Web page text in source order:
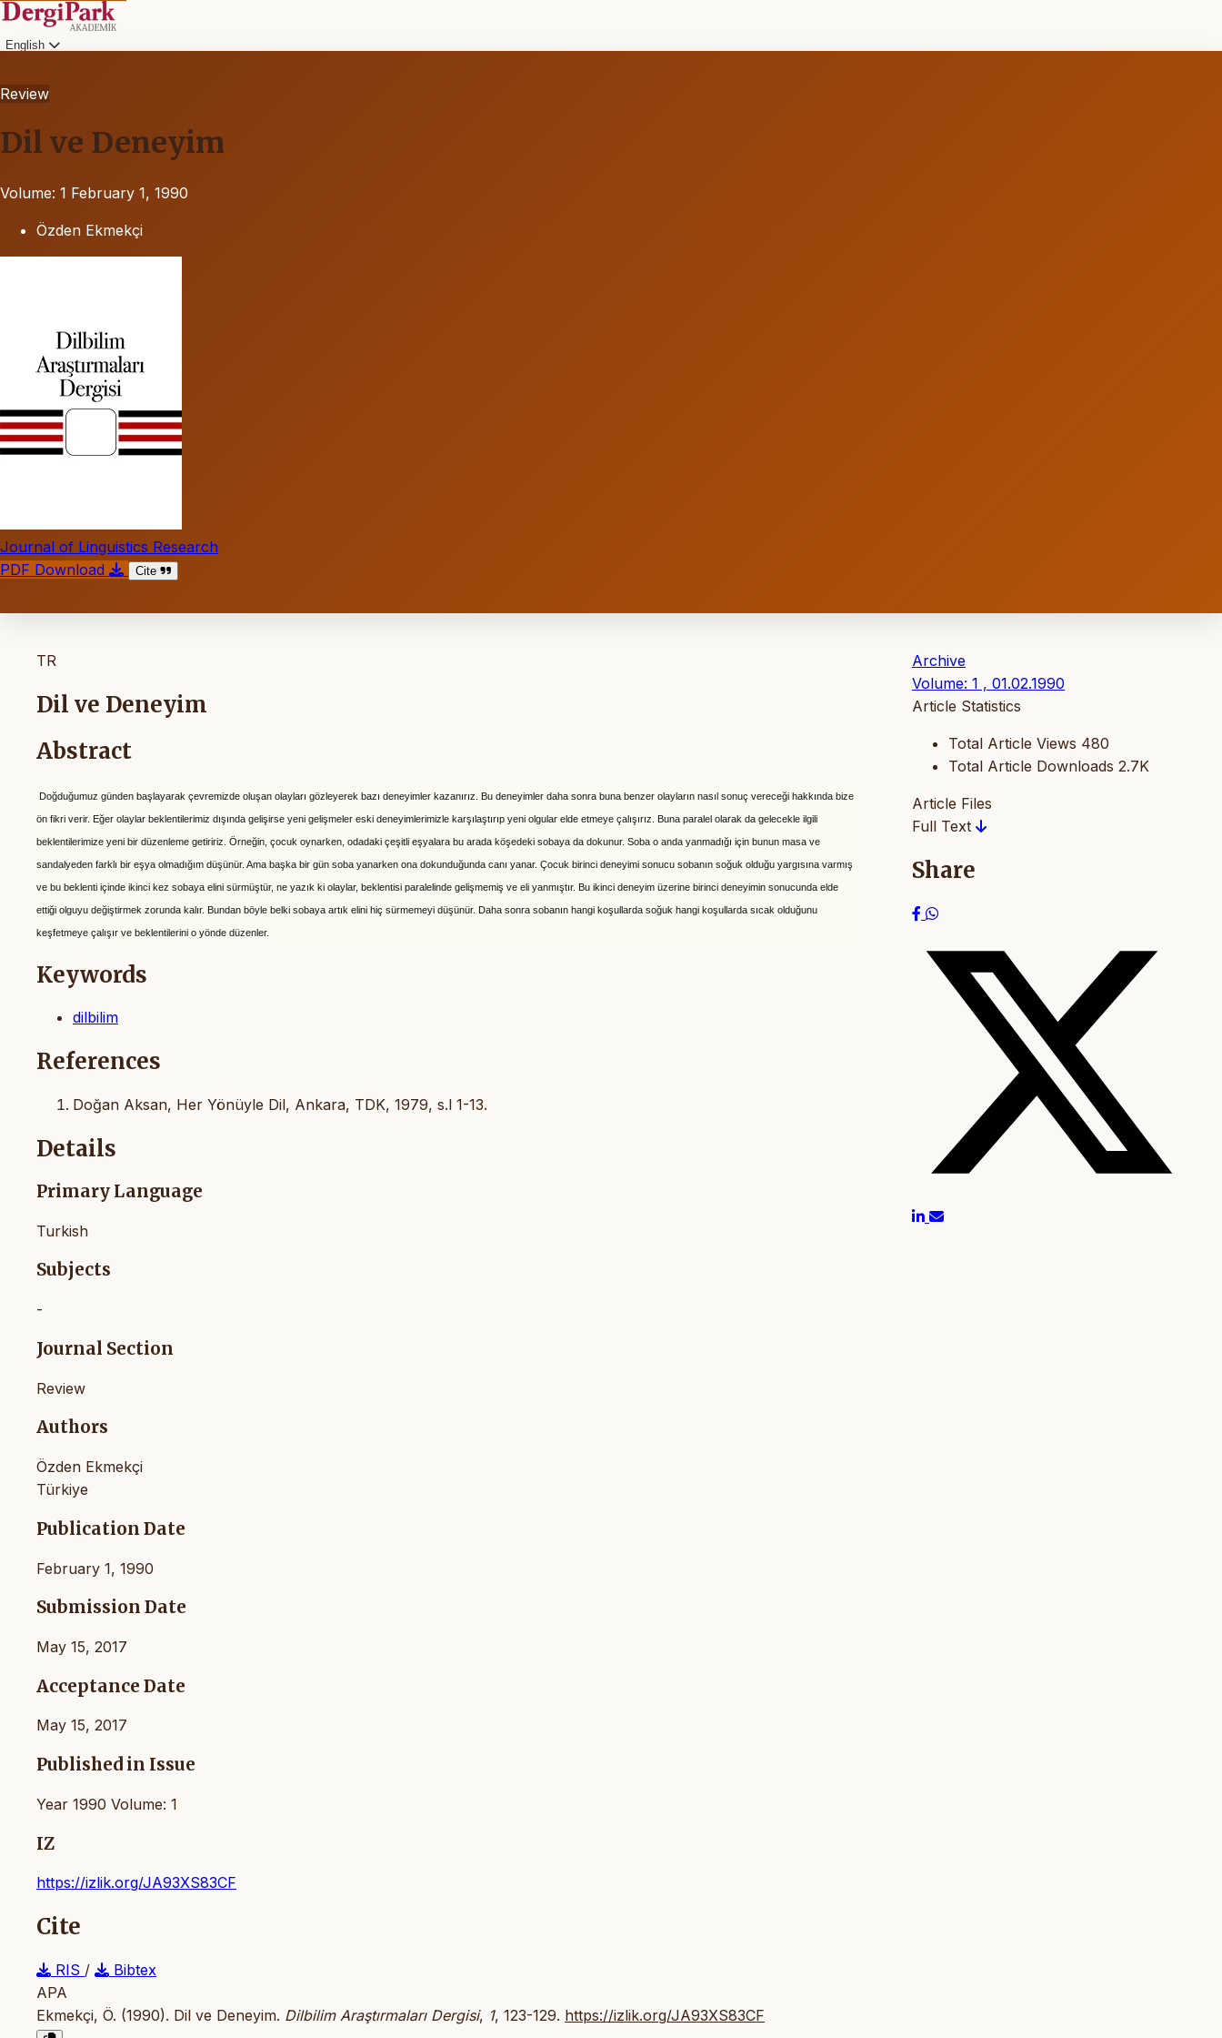
English
Review
Dil ve Deneyim
Volume: 1 February 1, 1990
Özden Ekmekçi
Journal of Linguistics Research
PDF Download
Cite
TR
Dil ve Deneyim
Abstract
Doğduğumuz günden başlayarak çevremizde oluşan olayları gözleyerek bazı deneyimler kazanırız. Bu deneyimler daha sonra buna benzer olayların nasıl sonuç vereceği hakkında bize
ön fikri verir. Eğer olaylar beklentilerimiz dışında gelişirse yeni gelişmeler eski deneyimlerimizle karşılaştırıp yeni olgular elde etmeye çalışırız. Buna paralel olarak da gelecekle ilgili
beklentilerimize yeni bir düzenleme getiririz. Örneğin, çocuk oynarken, odadaki çeşitli eşyalara bu arada köşedeki sobaya da dokunur. Soba o anda yanmadığı için bunun masa ve
sandalyeden farklı bir eşya olmadığım düşünür. Ama başka bir gün soba yanarken ona dokunduğunda canı yanar. Çocuk birinci deneyimi sonucu sobanın soğuk olduğu yargısına varmış
ve bu beklenti içinde ikinci kez sobaya elini sürmüştür, ne yazık ki olaylar, beklentisi paralelinde gelişmemiş ve eli yanmıştır. Bu ikinci deneyim üzerine birinci deneyimin sonucunda elde
ettiği olguyu değiştirmek zorunda kalır. Bundan böyle belki sobaya artık elini hiç sürmemeyi düşünür. Daha sonra sobanın hangi koşullarda soğuk hangi koşullarda sıcak olduğunu
keşfetmeye çalışır ve beklentilerini o yönde düzenler.
Keywords
dilbilim
References
Doğan Aksan, Her Yönüyle Dil, Ankara, TDK, 1979, s.l 1-13.
Details
Primary Language
Turkish
Subjects
-
Journal Section
Review
Authors
Özden Ekmekçi
Türkiye
Publication Date
February 1, 1990
Submission Date
May 15, 2017
Acceptance Date
May 15, 2017
Published in Issue
Year 1990 Volume: 1
IZ
https://izlik.org/JA93XS83CF
Cite
RIS /
Bibtex
APA
Ekmekçi, Ö. (1990). Dil ve Deneyim. Dilbilim Araştırmaları Dergisi, 1, 123-129. https://izlik.org/JA93XS83CF
Archive
Volume: 1 , 01.02.1990
Article Statistics
Total Article Views 480
Total Article Downloads 2.7K
Article Files
Full Text
Share